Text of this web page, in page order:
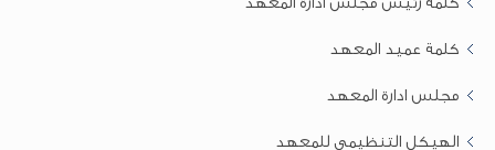
كلمة عميد المعهد
مجلس ادارة المعهد
الهيكل التنظيمي للمعهد